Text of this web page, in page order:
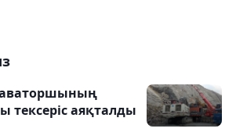
тексеріс аяқталды